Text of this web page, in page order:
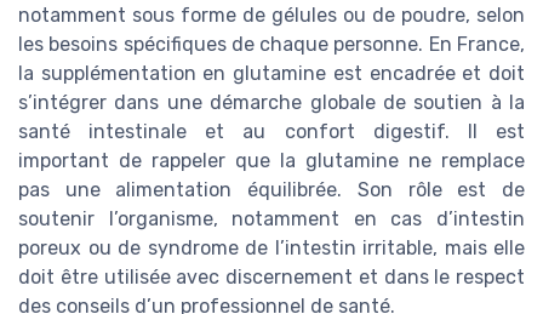
notamment sous forme de gélules ou de poudre, selon
les besoins spécifiques de chaque personne. En France,
la supplémentation en glutamine est encadrée et doit
s’intégrer dans une démarche globale de soutien à la
santé intestinale et au confort digestif. Il est
important de rappeler que la glutamine ne remplace
pas une alimentation équilibrée. Son rôle est de
soutenir l’organisme, notamment en cas d’intestin
poreux ou de syndrome de l’intestin irritable, mais elle
doit être utilisée avec discernement et dans le respect
des conseils d’un professionnel de santé.